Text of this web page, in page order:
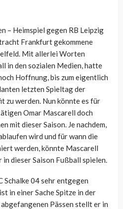
– Heimspiel gegen RB Leipzig
Frankfurt gekommene
Mit allerlei Worten
in den sozialen Medien, hatte
Hoffnung, bis zum eigentlich
letzten Spieltag der
zu werden. Nun könnte es für
Omar Mascarell doch
mit dieser Saison. Je nachdem,
wird und für wann die
werden, könnte Mascarell
dieser Saison Fußball spielen.
Schalke 04 sehr entgegen
in einer Sache Spitze in der
Pässen stellt er in